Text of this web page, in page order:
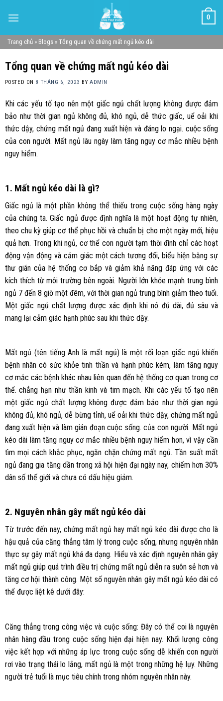
0
Trang chủ » Blogs » Tổng quan về chứng mất ngủ kéo dài
Tổng quan về chứng mất ngủ kéo dài
POSTED ON 8 THÁNG 6, 2023 BYADMIN
Khi các yếu tố tạo nên một giấc ngủ chất lượng không được đảm
bảo như thời gian ngủ không đủ, khó ngủ, dễ thức giấc, uể oải khi
thức dậy, chứng mất ngủ đang xuất hiện và đáng lo ngại. cuộc sống
của con người. Mất ngủ lâu ngày làm tăng nguy cơ mắc nhiều bệnh
nguy hiểm.
1. Mất ngủ kéo dài là gì?
Giấc ngủ là một phần không thể thiếu trong cuộc sống hàng ngày
của chúng ta. Giấc ngủ được định nghĩa là một hoạt động tự nhiên,
theo chu kỳ giúp cơ thể phục hồi và chuẩn bị cho một ngày mới, hiệu
quả hơn. Trong khi ngủ, cơ thể con người tạm thời đình chỉ các hoạt
động vận động và cảm giác một cách tương đối, biểu hiện bằng sự
thư giãn của hệ thống cơ bắp và giảm khả năng đáp ứng với các
kích thích từ môi trường bên ngoài. Người lớn khỏe mạnh trung bình
ngủ 7 đến 8 giờ một đêm, với thời gian ngủ trung bình giảm theo tuổi.
Một giấc ngủ chất lượng được xác định khi nó đủ dài, đủ sâu và
mang lại cảm giác hạnh phúc sau khi thức dậy.
Mất ngủ (tên tiếng Anh là mất ngủ) là một rối loạn giấc ngủ khiến
bệnh nhân có sức khỏe tinh thần và hạnh phúc kém, làm tăng nguy
cơ mắc các bệnh khác nhau liên quan đến hệ thống cơ quan trong cơ
thể. chẳng hạn như thần kinh và tim mạch. Khi các yếu tố tạo nên
một giấc ngủ chất lượng không được đảm bảo như thời gian ngủ
không đủ, khó ngủ, dễ bừng tỉnh, uể oải khi thức dậy, chứng mất ngủ
đang xuất hiện và làm gián đoạn cuộc sống. của con người. Mất ngủ
kéo dài làm tăng nguy cơ mắc nhiều bệnh nguy hiểm hơn, vì vậy cần
tìm mọi cách khắc phục, ngăn chặn chứng mất ngủ. Tần suất mất
ngủ đang gia tăng dần trong xã hội hiện đại ngày nay, chiếm hơn 30%
dân số thế giới và chưa có dấu hiệu giảm.
2. Nguyên nhân gây mất ngủ kéo dài
Từ trước đến nay, chứng mất ngủ hay mất ngủ kéo dài được cho là
hậu quả của căng thẳng tâm lý trong cuộc sống, nhưng nguyên nhân
thực sự gây mất ngủ khá đa dạng. Hiểu và xác định nguyên nhân gây
mất ngủ giúp quá trình điều trị chứng mất ngủ diễn ra suôn sẻ hơn và
tăng cơ hội thành công. Một số nguyên nhân gây mất ngủ kéo dài có
thể được liệt kê dưới đây:
Căng thẳng trong công việc và cuộc sống: Đây có thể coi là nguyên
nhân hàng đầu trong cuộc sống hiện đại hiện nay. Khối lượng công
việc kết hợp với những áp lực trong cuộc sống dễ khiến con người
rơi vào trạng thái lo lắng, mất ngủ là một trong những hệ lụy. Những
người trẻ tuổi là mục tiêu chính trong nhóm nguyên nhân này.